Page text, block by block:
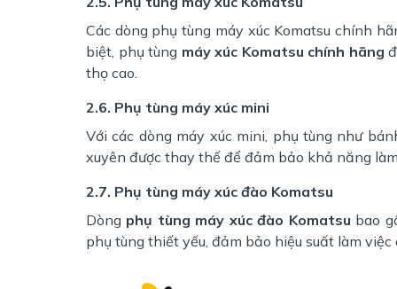
Các dòng phụ tùng máy xúc Komatsu chính
biệt, phụ tùng máy xúc Komatsu chính hãng
thọ cao.
2.6. Phụ tùng máy xúc mini
Với các dòng máy xúc mini, phụ tùng như
xuyên được thay thế để đảm bảo khả năng
2.7. Phụ tùng máy xúc đào Komatsu
Dòng phụ tùng máy xúc đào Komatsu bao
phụ tùng thiết yếu, đảm bảo hiệu suất làm